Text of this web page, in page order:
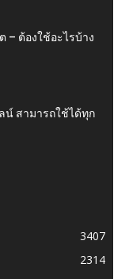
– ต้องใช้อะไรบ้าง
น์ สามารถใช้ได้ทุก
3407
2314